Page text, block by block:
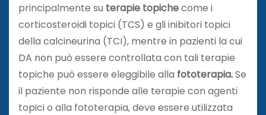
principalmente su terapie topichecome i
corticosteroidi topici (TCS) e gli inibitori topici
della calcineurina (TCI), mentre in pazienti la cui
DA non può essere controllata con tali terapie
topiche può essere eleggibile alla fototerapia.Se
il paziente non risponde alle terapie con agenti
topici o alla fototerapia, deve essere utilizzata